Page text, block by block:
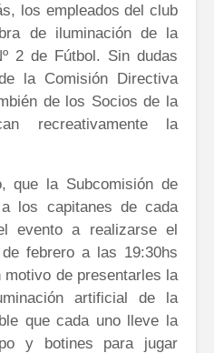
los empleados del club
de iluminación de la
2 de Fútbol. Sin dudas
la Comisión Directiva
de los Socios de la
recreativamente la
que la Subcomisión de
los capitanes de cada
evento a realizarse el
febrero a las 19:30hs
motivo de presentarles la
artificial de la
que cada uno lleve la
y botines para jugar